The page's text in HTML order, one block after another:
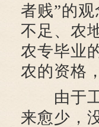
者贱”的
不足、农
农专毕业
农的资格
由于工
来愈少，